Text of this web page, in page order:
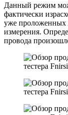
Данный режим
фактически
уже проложенных
измерения.
провода